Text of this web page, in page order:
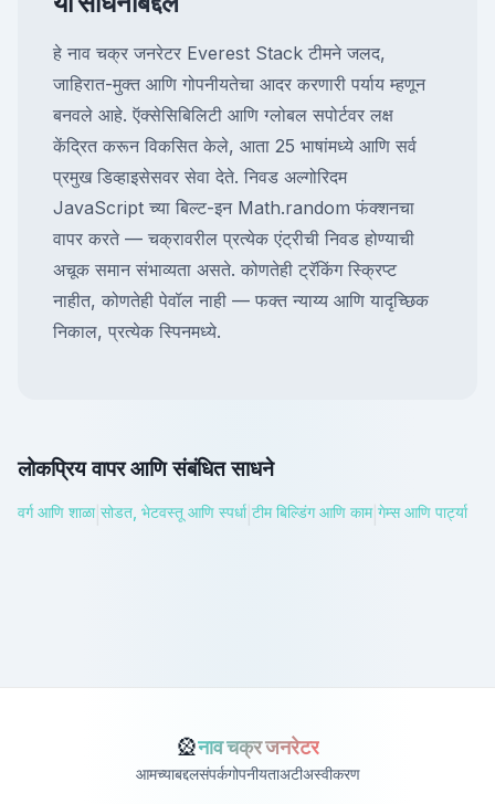
हे नाव चक्र जनरेटर Everest Stack टीमने जलद,
जाहिरात-मुक्त आणि गोपनीयतेचा आदर करणारी पर्याय म्हणून
बनवले आहे. ऍक्सेसिबिलिटी आणि ग्लोबल सपोर्टवर लक्ष
केंद्रित करून विकसित केले, आता 25 भाषांमध्ये आणि सर्व
प्रमुख डिव्हाइसेसवर सेवा देते. निवड अल्गोरिदम
JavaScript च्या बिल्ट-इन Math.random फंक्शनचा
वापर करते — चक्रावरील प्रत्येक एंट्रीची निवड होण्याची
अचूक समान संभाव्यता असते. कोणतेही ट्रॅकिंग स्क्रिप्ट
नाहीत, कोणतेही पेवॉल नाही — फक्त न्याय्य आणि यादृच्छिक
निकाल, प्रत्येक स्पिनमध्ये.
लोकप्रिय वापर आणि संबंधित साधने
वर्ग आणि शाळा| सोडत, भेटवस्तू आणि स्पर्धा| टीम बिल्डिंग आणि काम| गेम्स आणि पार्ट्या
🎡नाव चक्र जनरेटर
आमच्याबद्दलसंपर्कगोपनीयताअटीअस्वीकरण